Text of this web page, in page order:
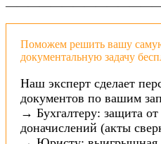
Поможем решить вашу
документальную задачу
Наш эксперт сделает
документов по вашим
→ Бухгалтеру: защита
доначислений (акты